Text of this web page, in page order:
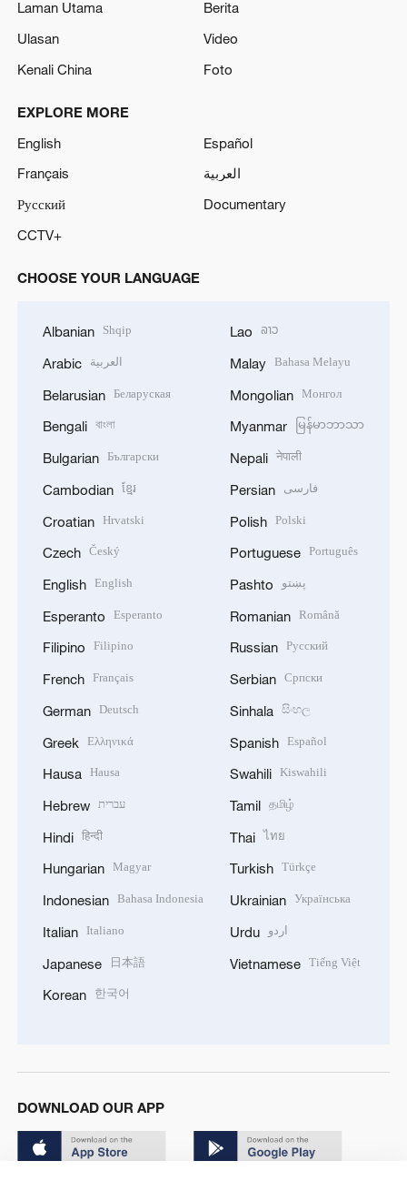
Laman Utama
Berita
Ulasan
Video
Kenali China
Foto
EXPLORE MORE
English
Español
Français
العربية
Русский
Documentary
CCTV+
CHOOSE YOUR LANGUAGE
Albanian Shqip
Arabic العربية
Belarusian Беларуская
Bengali বাংলা
Bulgarian Български
Cambodian ខ្មែរ
Croatian Hrvatski
Czech Český
English English
Esperanto Esperanto
Filipino Filipino
French Français
German Deutsch
Greek Ελληνικά
Hausa Hausa
Hebrew עברית
Hindi हिन्दी
Hungarian Magyar
Indonesian Bahasa Indonesia
Italian Italiano
Japanese 日本語
Korean 한국어
Lao ລາວ
Malay Bahasa Melayu
Mongolian Монгол
Myanmar မြန်မာဘာသာ
Nepali नेपाली
Persian فارسی
Polish Polski
Portuguese Português
Pashto پښتو
Romanian Română
Russian Русский
Serbian Српски
Sinhala සිංහල
Spanish Español
Swahili Kiswahili
Tamil தமிழ்
Thai ไทย
Turkish Türkçe
Ukrainian Українська
Urdu اردو
Vietnamese Tiếng Việt
DOWNLOAD OUR APP